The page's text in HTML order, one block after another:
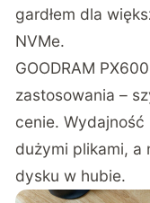
gardłem dla
NVMe.
GOODRAM
zastosowania –
cenie.
dużymi plikami,
dysku w hubie.